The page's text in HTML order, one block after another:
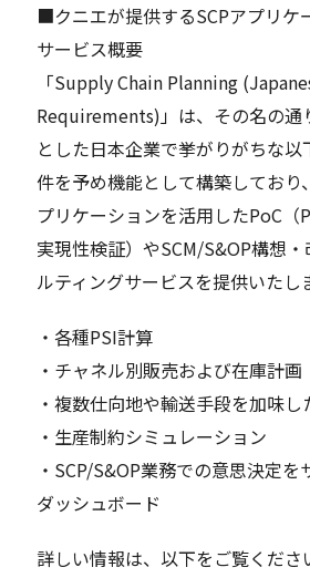
■クニエが提供するSCPアプリケ
サービス概要
「Supply Chain Planning
Requirements)」は、その名の通
とした日本企業で挙がりがちな
件を予め機能として構築しており
プリケーションを活用したPoC
実現性検証）やSCM/S&OP構想
ルティングサービスを提供いたし
・各種PSI計算
・チャネル別販売および在庫計画
・複数仕向地や輸送手段を加味し
・生産制約シミュレーション
・SCP/S&OP業務での意思決定
ダッシュボード
詳しい情報は、以下をご覧くださ